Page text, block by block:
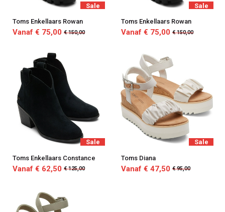
Sale
Toms Enkellaars Rowan
Vanaf € 75,00 € 150,00
Sale
Toms Enkellaars Rowan
Vanaf € 75,00 € 150,00
Sale
Toms Enkellaars Constance
Vanaf € 62,50 € 125,00
Sale
Toms Diana
Vanaf € 47,50 € 95,00